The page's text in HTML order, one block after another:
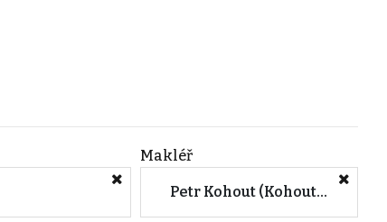
Makléř
Petr Kohout (Kohout reality)